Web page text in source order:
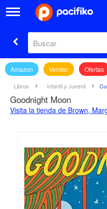
Amazon Vender Ofertas
Libros Infantil y Juvenil
Goodnight Moon
Visita la tienda de Brown,